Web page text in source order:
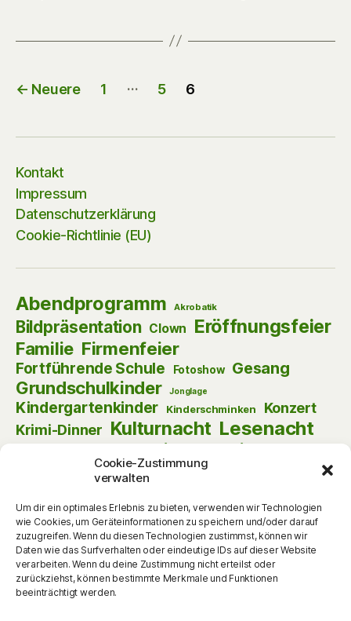
Cookie-Zustimmung
verwalten
Um dir ein optimales Erlebnis zu bieten, verwenden wir Technologien
wie Cookies, um Geräteinformationen zu speichern und/oder darauf
zuzugreifen. Wenn du diesen Technologien zustimmst, können wir
Daten wie das Surfverhalten oder eindeutige IDs auf dieser Website
verarbeiten. Wenn du deine Zustimmung nicht erteilst oder
zurückziehst, können bestimmte Merkmale und Funktionen
beeinträchtigt werden.
Seitennummerierung
Beiträge
← Neuere 1 … 5 6
Kontakt
Impressum
Datenschutzerklärung
Cookie-Richtlinie (EU)
Abendprogramm Akrobatik
Bildpräsentation Clown Eröffnungsfeier
Familie Firmenfeier
Fortführende Schule Fotoshow Gesang
Grundschulkinder Jonglage
Kindergartenkinder Kinderschminken Konzert
Krimi-Dinner Kulturnacht Lesenacht
Lust am Lesen Matinee Musik
Pantomime Puppentheater
Schulanfänger Szenische Lesung
Tag der offenen Tür Tanz Theater
Themenabend Vernissage Vorlesen
Vorschulkinder Vortrag Vortrag Walking Act
Weihnachten Werkstattgespräch Zauberei
zum Mitmachen